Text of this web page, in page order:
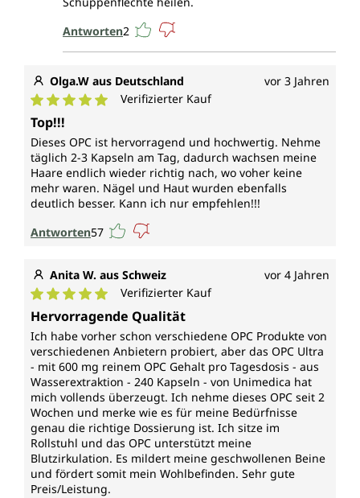
Antworten2
Olga.W aus Deutschland vor 3 Jahren
Durchschnittliche Bewertung von 5 von 5 Sternen
Verifizierter Kauf
Top!!!
Dieses OPC ist hervorragend und hochwertig. Nehme
täglich 2-3 Kapseln am Tag, dadurch wachsen meine
Haare endlich wieder richtig nach, wo voher keine
mehr waren. Nägel und Haut wurden ebenfalls
deutlich besser. Kann ich nur empfehlen!!!
Antworten57
Anita W. aus Schweiz vor 4 Jahren
Durchschnittliche Bewertung von 5 von 5 Sternen
Verifizierter Kauf
Hervorragende Qualität
Ich habe vorher schon verschiedene OPC Produkte von
verschiedenen Anbietern probiert, aber das OPC Ultra
- mit 600 mg reinem OPC Gehalt pro Tagesdosis - aus
Wasserextraktion - 240 Kapseln - von Unimedica hat
mich vollends überzeugt. Ich nehme dieses OPC seit 2
Wochen und merke wie es für meine Bedürfnisse
genau die richtige Dossierung ist. Ich sitze im
Rollstuhl und das OPC unterstützt meine
Blutzirkulation. Es mildert meine geschwollenen Beine
und fördert somit mein Wohlbefinden. Sehr gute
Preis/Leistung.